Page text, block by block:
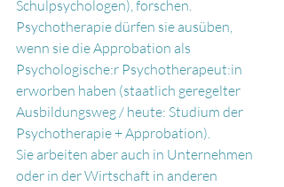
Schulpsychologen), forschen.
Psychotherapie dürfen sie ausüben,
wenn sie die Approbation als
Psychologische:r Psychotherapeut:in
erworben haben (staatlich geregelter
Ausbildungsweg / heute: Studium der
Psychotherapie + Approbation).
Sie arbeiten aber auch in Unternehmen
oder in der Wirtschaft in anderen